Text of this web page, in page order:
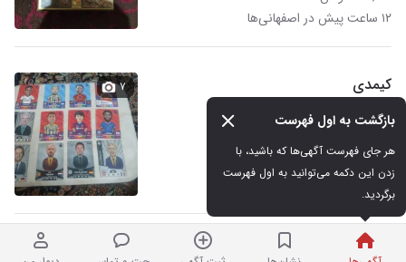
بازگشت به اول فهرست
برگردید.
۱۲ ساعت پیش در اصفهانی‌ها
کیمدی
۸۰۰,۰۰۰ تومان
۱۲ ساعت پیش در شاهین‌ویلا
۷
کارت کیمدی ۱۴